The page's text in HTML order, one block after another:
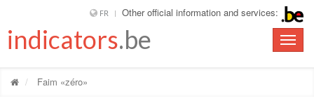
FR Other official information and services:
Toggle
indicators.be
Faim «zéro»